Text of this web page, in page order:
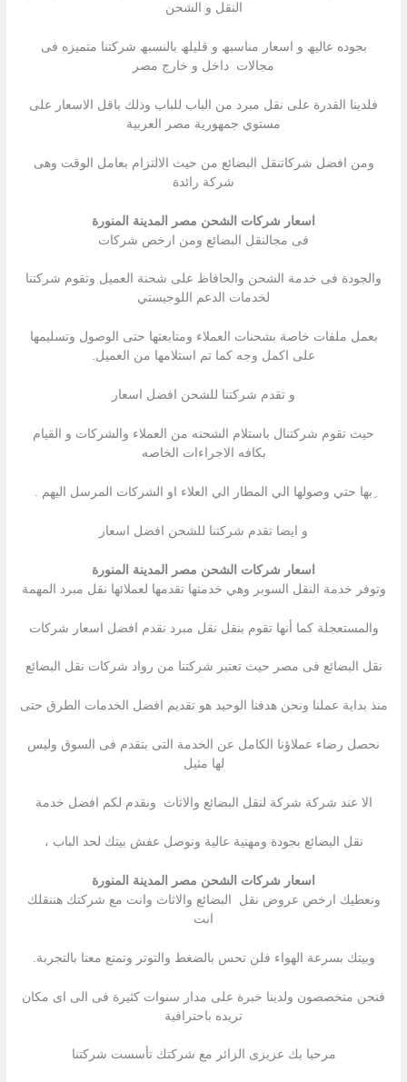
النقل و الشحن
بجوده عالیھ و اسعار مناسبھ و قلیلھ بالنسبھ شركتنا متمیزه فى
مجالات داخل و خارج مصر
فلدينا القدرة على نقل مبرد من الباب للباب وذلك باقل الاسعار على
مستوي جمهورية مصر العربية
ومن افضل شركاتنقل البضائع من حيث الالتزام بعامل الوقت وهى
شركة رائدة
اسعار شركات الشحن مصر المدينة المنورة
فى مجالنقل البضائع ومن ارخص شركات
والجودة فى خدمة الشحن والحافاظ على شحنة العميل وتقوم شركتنا
لخدمات الدعم اللوجيستي
بعمل ملفات خاصة بشحنات العملاء ومتابعتها حتى الوصول وتسليمها
على اكمل وجه كما تم استلامها من العميل.
و تقدم شركتنا للشحن افضل اسعار
حيث تقوم شركتنال باستلام الشحنه من العملاء والشركات و القيام
بكافه الاجراءات الخاصه
ِبها حتي وصولها الي المطار الي العلاء او الشركات المرسل اليهم .
و ايضا تقدم شركتنا للشحن افضل اسعار
اسعار شركات الشحن مصر المدينة المنورة
وتوفر خدمة النقل السوبر وهي خدمتها تقدمها لعملائها نقل مبرد المهمة
والمستعجلة كما أنها تقوم بنقل نقل مبرد نقدم افضل اسعار شركات
نقل البضائع فى مصر حيث تعتبر شركتنا من رواد شركات نقل البضائع
منذ بداية عملنا ونحن هدفنا الوحيد هو تقديم افضل الخدمات الطرق حتى
نحصل رضاء عملاؤنا الكامل عن الخدمة التى بتقدم فى السوق وليس
لها مثيل
الا عند شركة شركة لنقل البضائع والاثاث ونقدم لكم افضل خدمة
نقل البضائع بجودة ومهنية عالية ونوصل عفش بيتك لحد الباب ،
اسعار شركات الشحن مصر المدينة المنورة
ونعطيك ارخص عروض نقل البضائع والاثاث وانت مع شركتك هننقلك
انت
وبيتك بسرعة الهواء فلن تحس بالضغط والتوتر وتمتع معنا بالتجربة.
فنحن متخصصون ولدينا خبرة على مدار سنوات كثيرة فى الى اى مكان
تريده باحترافية
مرحبا بك عزیزى الزائر مع شركتك تأسست شركتنا